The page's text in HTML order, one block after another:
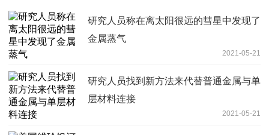
研究人员称在离太阳很远的彗星中发现了
金属蒸气
2021-05-21
研究人员找到新方法来代替普通金属与单
层材料连接
2021-05-21